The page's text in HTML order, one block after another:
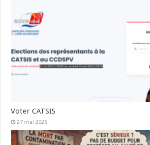
Voter CATSIS
27 mai 2026